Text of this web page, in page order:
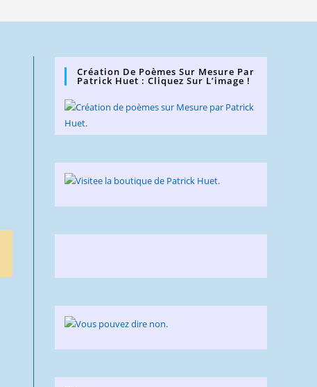
search
Création De Poèmes Sur Mesure Par
Patrick Huet : Cliquez Sur L’image !